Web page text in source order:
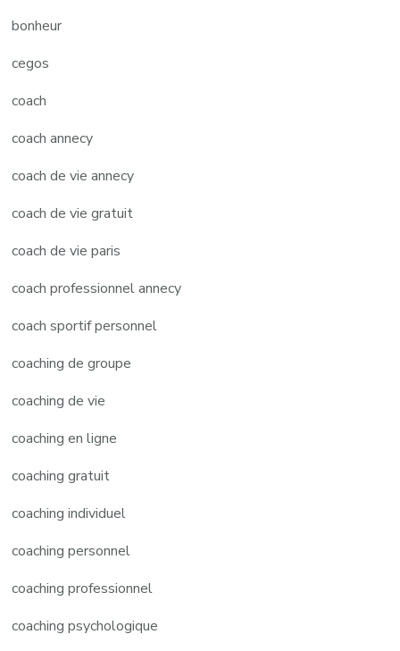
bonheur
cegos
coach
coach annecy
coach de vie annecy
coach de vie gratuit
coach de vie paris
coach professionnel annecy
coach sportif personnel
coaching de groupe
coaching de vie
coaching en ligne
coaching gratuit
coaching individuel
coaching personnel
coaching professionnel
coaching psychologique